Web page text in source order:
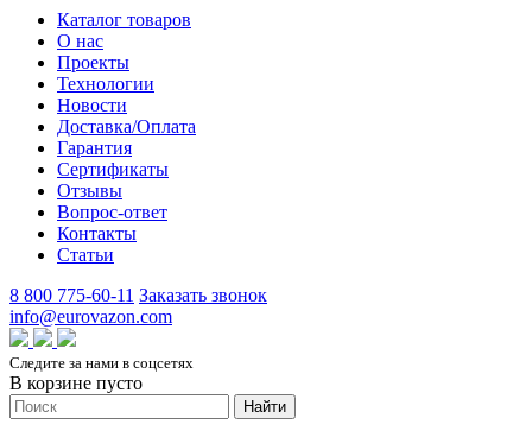
Каталог товаров
О нас
Проекты
Технологии
Новости
Доставка/Оплата
Гарантия
Сертификаты
Отзывы
Вопрос-ответ
Контакты
Статьи
8 800 775-60-11 Заказать звонок
info@eurovazon.com
Следите за нами в соцсетях
В корзине пусто
Найти